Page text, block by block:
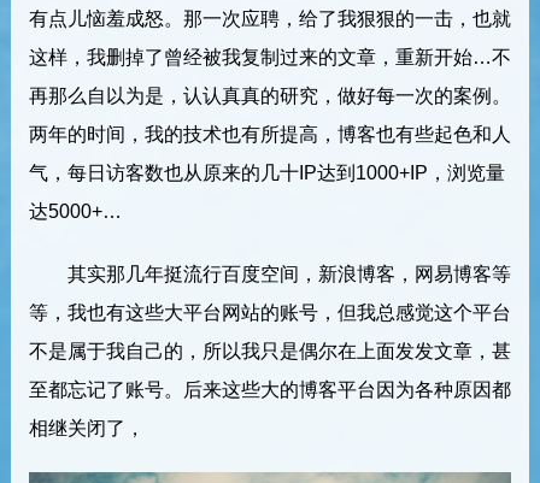
有点儿恼羞成怒。那一次应聘，给了我狠狠的一击，也就
这样，我删掉了曾经被我复制过来的文章，重新开始…不
再那么自以为是，认认真真的研究，做好每一次的案例。
两年的时间，我的技术也有所提高，博客也有些起色和人
气，每日访客数也从原来的几十IP达到1000+IP，浏览量
达5000+…
其实那几年挺流行百度空间，新浪博客，网易博客等
等，我也有这些大平台网站的账号，但我总感觉这个平台
不是属于我自己的，所以我只是偶尔在上面发发文章，甚
至都忘记了账号。后来这些大的博客平台因为各种原因都
相继关闭了，